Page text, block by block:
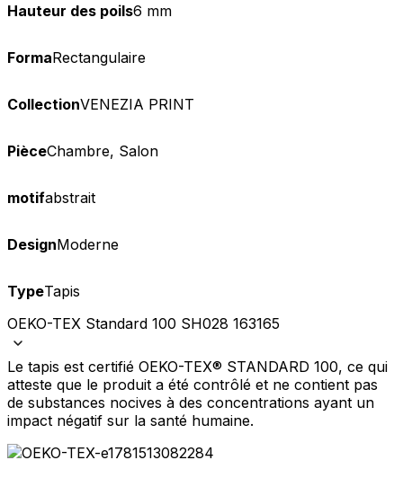
Hauteur des poils6 mm
FormaRectangulaire
CollectionVENEZIA PRINT
PièceChambre, Salon
motifabstrait
DesignModerne
TypeTapis
OEKO-TEX Standard 100 SH028 163165
Le tapis est certifié OEKO-TEX® STANDARD 100, ce qui
atteste que le produit a été contrôlé et ne contient pas
de substances nocives à des concentrations ayant un
impact négatif sur la santé humaine.